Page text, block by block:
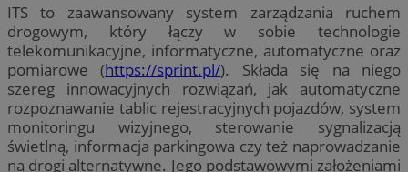
ITS to zaawansowany system zarządzania ruchem
drogowym, który łączy w sobie technologie
telekomunikacyjne, informatyczne, automatyczne oraz
pomiarowe (https://sprint.pl/). Składa się na niego
szereg innowacyjnych rozwiązań, jak automatyczne
rozpoznawanie tablic rejestracyjnych pojazdów, system
monitoringu wizyjnego, sterowanie sygnalizacją
świetlną, informacja parkingowa czy też naprowadzanie
na drogi alternatywne. Jego podstawowymi założeniami